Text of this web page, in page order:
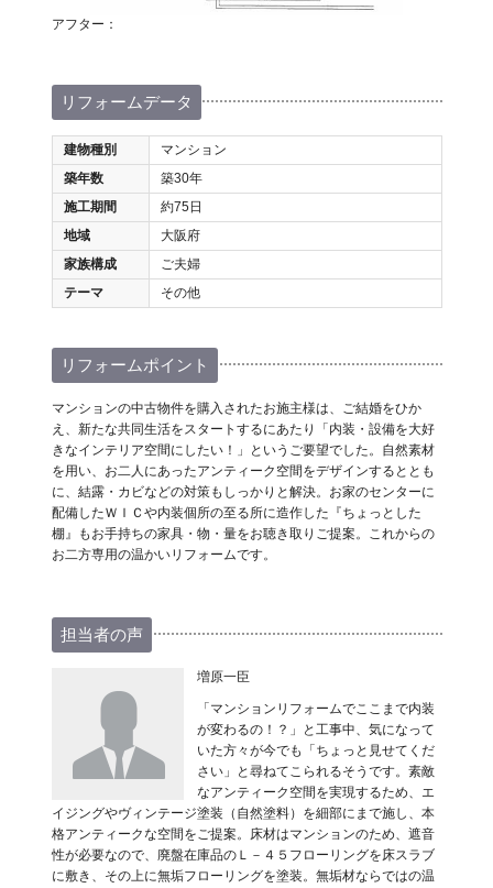
アフター：
リフォームデータ
建物種別
マンション
築年数
築30年
施工期間
約75日
地域
大阪府
家族構成
ご夫婦
テーマ
その他
リフォームポイント
マンションの中古物件を購入されたお施主様は、ご結婚をひか
え、新たな共同生活をスタートするにあたり「内装・設備を大好
きなインテリア空間にしたい！」というご要望でした。自然素材
を用い、お二人にあったアンティーク空間をデザインするととも
に、結露・カビなどの対策もしっかりと解決。お家のセンターに
配備したＷＩＣや内装個所の至る所に造作した『ちょっとした
棚』もお手持ちの家具・物・量をお聴き取りご提案。これからの
お二方専用の温かいリフォームです。
担当者の声
増原一臣
「マンションリフォームでここまで内装
が変わるの！？」と工事中、気になって
いた方々が今でも「ちょっと見せてくだ
さい」と尋ねてこられるそうです。素敵
なアンティーク空間を実現するため、エ
イジングやヴィンテージ塗装（自然塗料）を細部にまで施し、本
格アンティークな空間をご提案。床材はマンションのため、遮音
性が必要なので、廃盤在庫品のＬ－４５フローリングを床スラブ
に敷き、その上に無垢フローリングを塗装。無垢材ならではの温